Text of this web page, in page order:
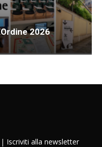
2026
| Iscriviti alla newsletter